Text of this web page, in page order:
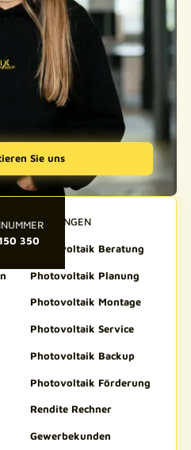
LEISTUNGEN
Photovoltaik Beratung
Photovoltaik Planung
Photovoltaik Montage
Photovoltaik Service
Photovoltaik Backup
Photovoltaik Förderung
Rendite Rechner
Gewerbekunden
350
Sie uns